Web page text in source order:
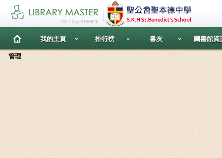
V3.7.0 p20190826
我的主頁 排行榜 書友 圖書館資
管理